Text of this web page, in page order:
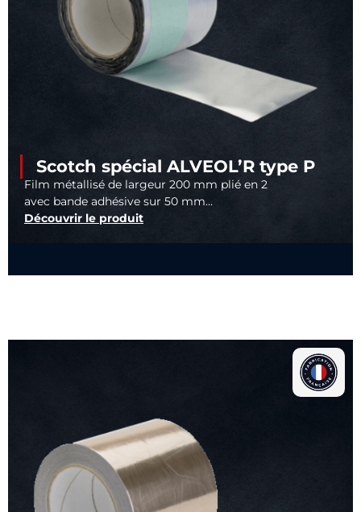
Scotch spécial ALVEOL’R type P
Film métallisé de largeur 200 mm plié en 2
avec bande adhésive sur 50 mm...
Découvrir le produit